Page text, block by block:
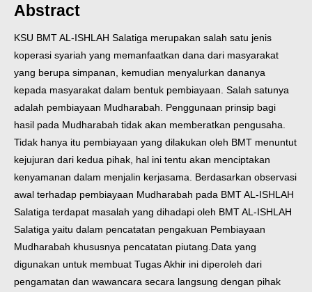
Abstract
KSU BMT AL-ISHLAH Salatiga merupakan salah satu jenis
koperasi syariah yang memanfaatkan dana dari masyarakat
yang berupa simpanan, kemudian menyalurkan dananya
kepada masyarakat dalam bentuk pembiayaan. Salah satunya
adalah pembiayaan Mudharabah. Penggunaan prinsip bagi
hasil pada Mudharabah tidak akan memberatkan pengusaha.
Tidak hanya itu pembiayaan yang dilakukan oleh BMT menuntut
kejujuran dari kedua pihak, hal ini tentu akan menciptakan
kenyamanan dalam menjalin kerjasama. Berdasarkan observasi
awal terhadap pembiayaan Mudharabah pada BMT AL-ISHLAH
Salatiga terdapat masalah yang dihadapi oleh BMT AL-ISHLAH
Salatiga yaitu dalam pencatatan pengakuan Pembiayaan
Mudharabah khususnya pencatatan piutang. Data yang
digunakan untuk membuat Tugas Akhir ini diperoleh dari
pengamatan dan wawancara secara langsung dengan pihak